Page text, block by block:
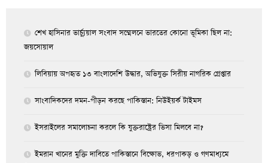
শেখ হাসিনার ভার্চ্যুয়াল সংবাদ সম্মেলনে ভারতের কোনো ভূমিকা ছিল না:
জয়সোয়াল
লিবিয়ায় অপহৃত ১৩ বাংলাদেশি উদ্ধার, অভিযুক্ত সিরীয় নাগরিক গ্রেপ্তার
সাংবাদিকদের দমন-পীড়ন করছে পাকিস্তান: নিউইয়র্ক টাইমস
ইসরাইলের সমালোচনা করলে কি যুক্তরাষ্ট্রের ভিসা মিলবে না?
ইমরান খানের মুক্তি দাবিতে পাকিস্তানে বিক্ষোভ, ধরপাকড় ও গণমাধ্যমে